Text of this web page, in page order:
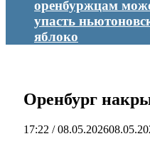
оренбуржцам
упасть
яблоко
Оренбург
17:22 / 08.05.2026